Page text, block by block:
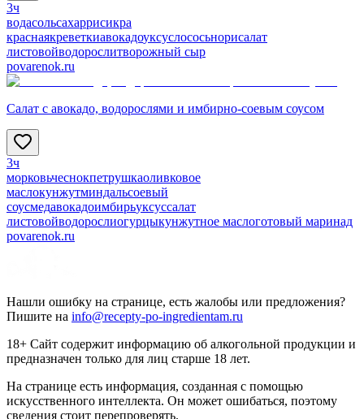
3ч
водасольсахаррисикра
краснаякреветкиавокадоуксуслососьнорисалат
листовойводорослитворожный сыр
povarenok.ru
Салат с авокадо, водорослями и имбирно-соевым соусом
3ч
морковьчеснокпетрушкаоливковое
маслокунжутминдальсоевый
соусмедавокадоимбирьуксуссалат
листовойводорослиогурцыкунжутное маслоготовый маринад
povarenok.ru
Нашли ошибку на странице, есть жалобы или предложения?
Пишите на info@recepty-po-ingredientam.ru
18+ Сайт содержит информацию об алкогольной продукции и
предназначен только для лиц старше 18 лет.
На странице есть информация, созданная с помощью
искусственного интеллекта. Он может ошибаться, поэтому
сведения стоит перепроверять.